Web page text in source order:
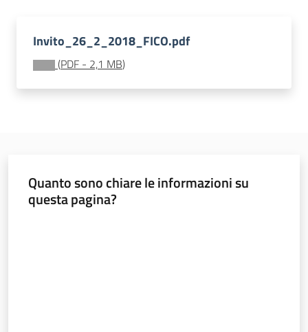
Banca
autorizzazioni
atti
Invito_26_2_2018_FICO.pdf
(PDF - 2,1 MB)
Quanto sono chiare le informazioni su
questa pagina?